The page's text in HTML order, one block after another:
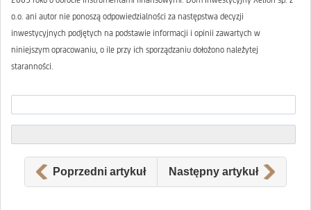
o.o. ani autor nie ponoszą odpowiedzialności za następstwa decyzji
inwestycyjnych podjętych na podstawie informacji i opinii zawartych w
niniejszym opracowaniu, o ile przy ich sporządzaniu dołożono należytej
staranności.
Poprzedni artykuł Następny artykuł